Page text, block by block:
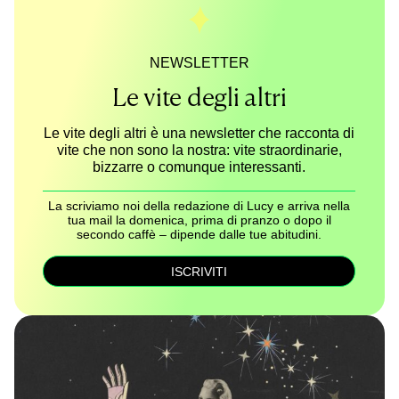
NEWSLETTER
Le vite degli altri
Le vite degli altri è una newsletter che racconta di
vite che non sono la nostra: vite straordinarie,
bizzarre o comunque interessanti.
La scriviamo noi della redazione di Lucy e arriva nella
tua mail la domenica, prima di pranzo o dopo il
secondo caffè – dipende dalle tue abitudini.
ISCRIVITI